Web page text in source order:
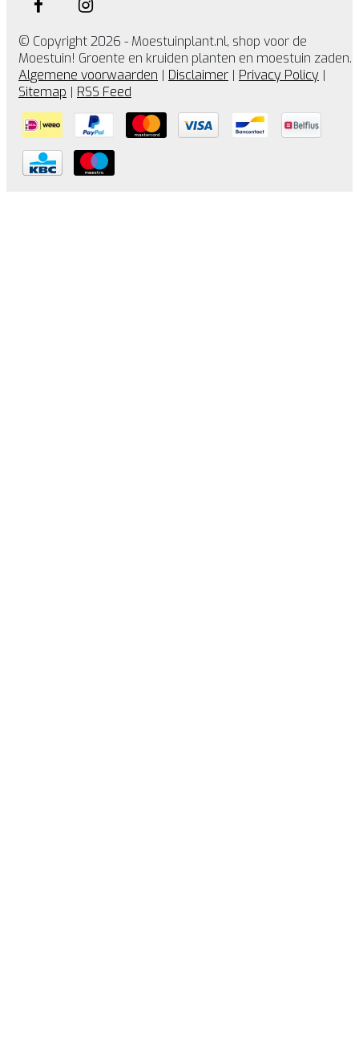
© Copyright 2026 - Moestuinplant.nl, shop voor de
Moestuin! Groente en kruiden planten en moestuin zaden.
Algemene voorwaarden | Disclaimer | Privacy Policy |
Sitemap | RSS Feed